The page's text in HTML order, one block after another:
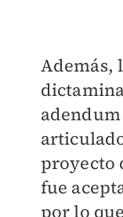
Además,
proyecto
fue
por lo